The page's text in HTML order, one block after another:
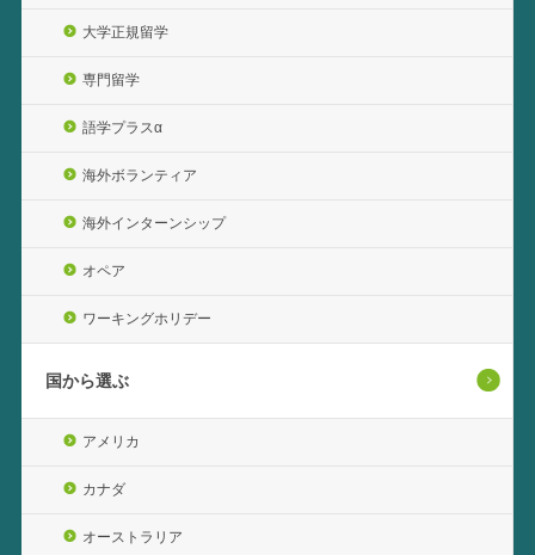
大学正規留学
専門留学
語学プラスα
海外ボランティア
海外インターンシップ
オペア
ワーキングホリデー
国から選ぶ
アメリカ
カナダ
オーストラリア